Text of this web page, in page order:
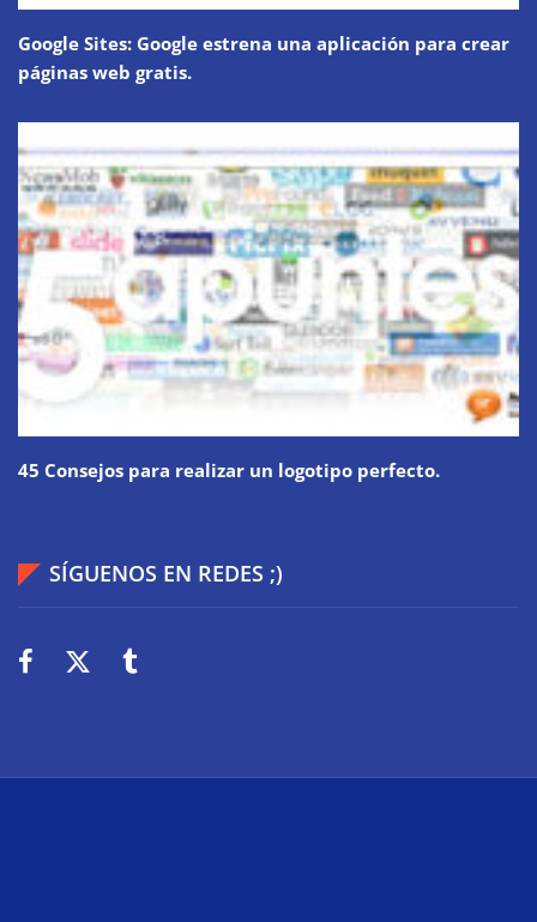
Google Sites: Google estrena una aplicación para crear
páginas web gratis.
45 Consejos para realizar un logotipo perfecto.
SÍGUENOS EN REDES ;)